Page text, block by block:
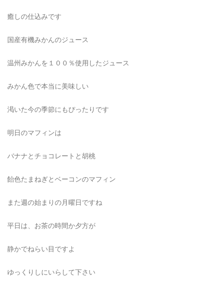
癒しの仕込みです
国産有機みかんのジュース
温州みかんを１００％使用したジュース
みかん色で本当に美味しい
渇いた今の季節にもぴったりです
明日のマフィンは
バナナとチョコレートと胡桃
飴色たまねぎとベーコンのマフィン
また週の始まりの月曜日ですね
平日は、お茶の時間か夕方が
静かでねらい目ですよ
ゆっくりしにいらして下さい